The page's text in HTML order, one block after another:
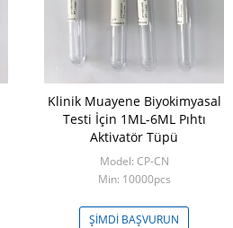
Klinik Muayene Biyokimyasal
Testi İçin 1ML-6ML Pıhtı
Aktivatör Tüpü
Model: CP-CN
Min: 10000pcs
ŞIMDI BAŞVURUN